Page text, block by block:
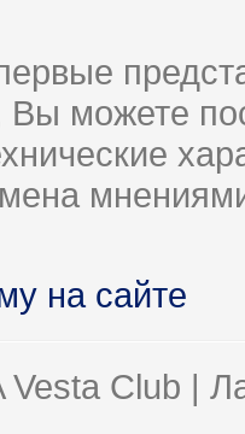
Вы можете
на сайте
Vesta Club |